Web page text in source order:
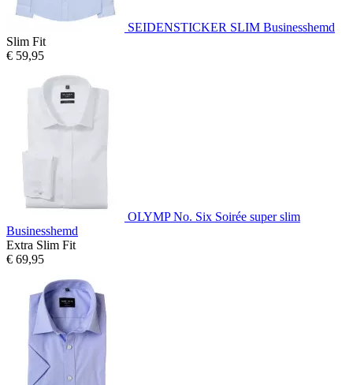
SEIDENSTICKER SLIM Businesshemd
Slim Fit
€ 59,95
OLYMP No. Six Soirée super slim
Businesshemd
Extra Slim Fit
€ 69,95